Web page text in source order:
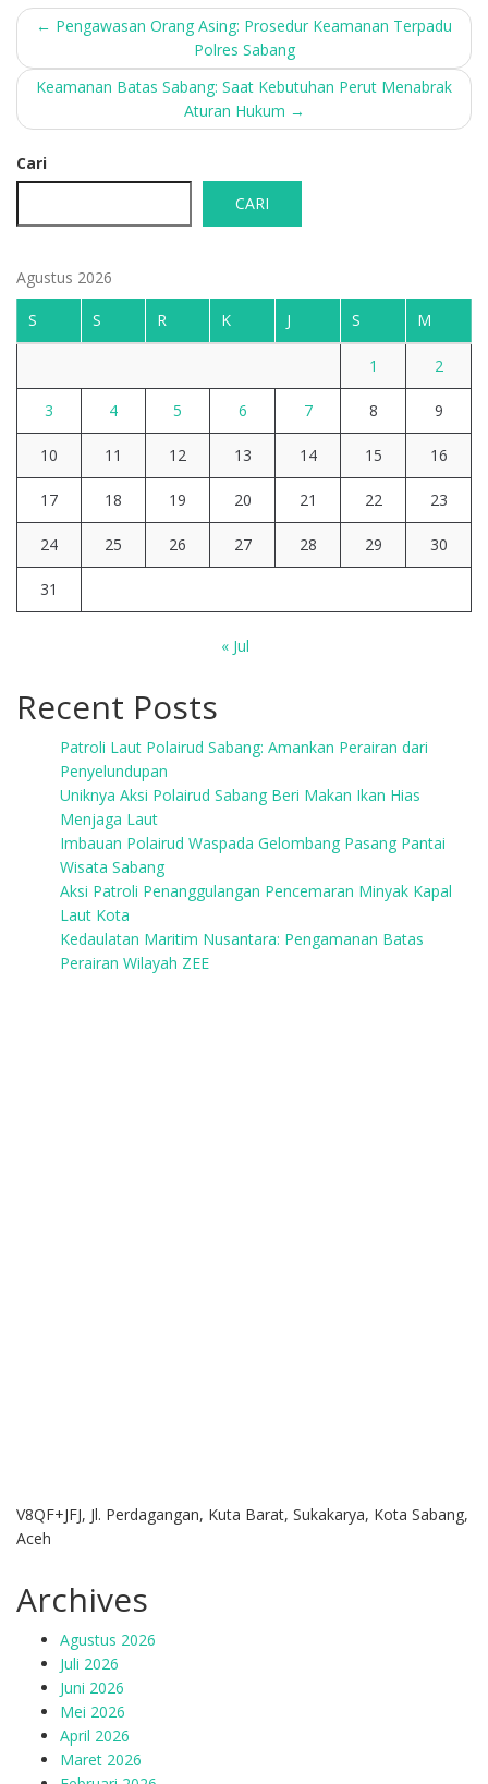
Post
navigation
← Pengawasan Orang Asing: Prosedur Keamanan Terpadu
Polres Sabang
Keamanan Batas Sabang: Saat Kebutuhan Perut Menabrak
Aturan Hukum →
Cari
CARI
Agustus 2026
S S R K J S M
1 2
3 4 5 6 7 8 9
10 11 12 13 14 15 16
17 18 19 20 21 22 23
24 25 26 27 28 29 30
31
« Jul
Recent Posts
Patroli Laut Polairud Sabang: Amankan Perairan dari
Penyelundupan
Uniknya Aksi Polairud Sabang Beri Makan Ikan Hias
Menjaga Laut
Imbauan Polairud Waspada Gelombang Pasang Pantai
Wisata Sabang
Aksi Patroli Penanggulangan Pencemaran Minyak Kapal
Laut Kota
Kedaulatan Maritim Nusantara: Pengamanan Batas
Perairan Wilayah ZEE
V8QF+JFJ, Jl. Perdagangan, Kuta Barat, Sukakarya, Kota Sabang,
Aceh
Archives
Agustus 2026
Juli 2026
Juni 2026
Mei 2026
April 2026
Maret 2026